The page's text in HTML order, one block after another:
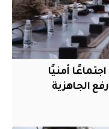
أمنيًا
الجاهزية